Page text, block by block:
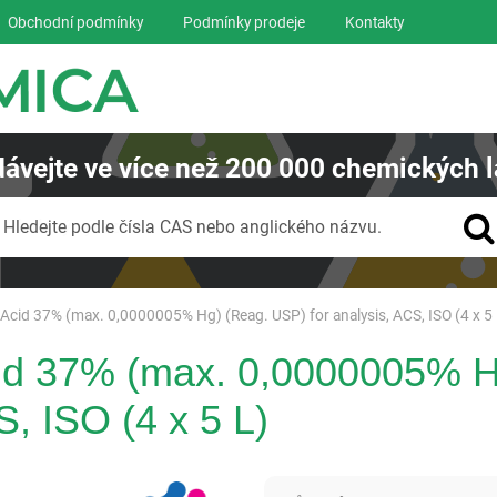
37% (max. 0,0000005% Hg) (Reag. USP) for analysis, ACS, ISO (4 x 5
37% (max. 0,0000005%
ISO (4 x 5 L)
Panreac AppliChem
Obchodní podmínky Podmínky prodeje Kontakty
ve více než200 000 chemických
Hledejte podle čísla CAS nebo anglického názvu.